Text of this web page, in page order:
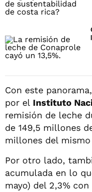
Con este
por el Instituto
remisión de leche
de 149,5 millones
millones del
Por otro lado,
acumulada en lo
mayo) del 2,3%